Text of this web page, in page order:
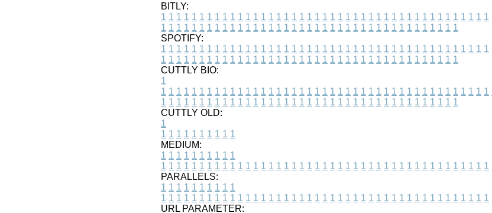
BITLY:
1 1 1 1 1 1 1 1 1 1 1 1 1 1 1 1 1 1 1 1 1 1 1 1 1 1 1 1 1 1 1 1 1 1 1 1 1 1 1 1 1 1 1
1 1 1 1 1 1 1 1 1 1 1 1 1 1 1 1 1 1 1 1 1 1 1 1 1 1 1 1 1 1 1 1 1 1 1 1 1 1 1
SPOTIFY:
1 1 1 1 1 1 1 1 1 1 1 1 1 1 1 1 1 1 1 1 1 1 1 1 1 1 1 1 1 1 1 1 1 1 1 1 1 1 1 1 1 1 1
1 1 1 1 1 1 1 1 1 1 1 1 1 1 1 1 1 1 1 1 1 1 1 1 1 1 1 1 1 1 1 1 1 1 1 1 1 1 1
CUTTLY BIO:
1
1 1 1 1 1 1 1 1 1 1 1 1 1 1 1 1 1 1 1 1 1 1 1 1 1 1 1 1 1 1 1 1 1 1 1 1 1 1 1 1 1 1 1
1 1 1 1 1 1 1 1 1 1 1 1 1 1 1 1 1 1 1 1 1 1 1 1 1 1 1 1 1 1 1 1 1 1 1 1 1 1 1
CUTTLY OLD:
1
1 1 1 1 1 1 1 1 1 1
MEDIUM:
1 1 1 1 1 1 1 1 1 1
1 1 1 1 1 1 1 1 1 1 1 1 1 1 1 1 1 1 1 1 1 1 1 1 1 1 1 1 1 1 1 1 1 1 1 1 1 1 1 1 1 1 1
PARALLELS:
1 1 1 1 1 1 1 1 1 1
1 1 1 1 1 1 1 1 1 1 1 1 1 1 1 1 1 1 1 1 1 1 1 1 1 1 1 1 1 1 1 1 1 1 1 1 1 1 1 1 1 1 1
URL PARAMETER: